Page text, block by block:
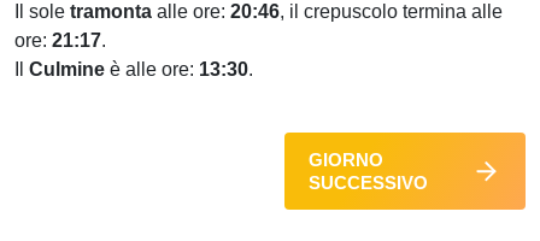
Il sole tramonta alle ore: 20:46, il crepuscolo termina alle
ore: 21:17.
Culmine è alle ore: 13:30.
GIORNO
SUCCESSIVO